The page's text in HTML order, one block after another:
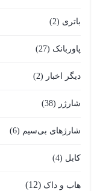
باتری (2)
پاوربانک (27)
دیگر اخبار (2)
شارژر (38)
شارژهای بی‌سیم (6)
کابل (4)
هاب و داک (12)